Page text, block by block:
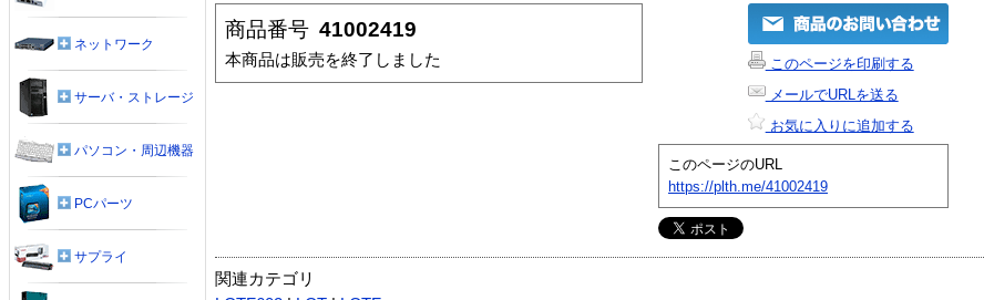
商品番号 41002419
本商品は販売を終了しました
このページを印刷する
メールでURLを送る
お気に入りに追加する
このページのURL
https://plth.me/41002419
関連カテゴリ
ネットワーク
サーバ・ストレージ
パソコン・周辺機器
PCパーツ
サプライ